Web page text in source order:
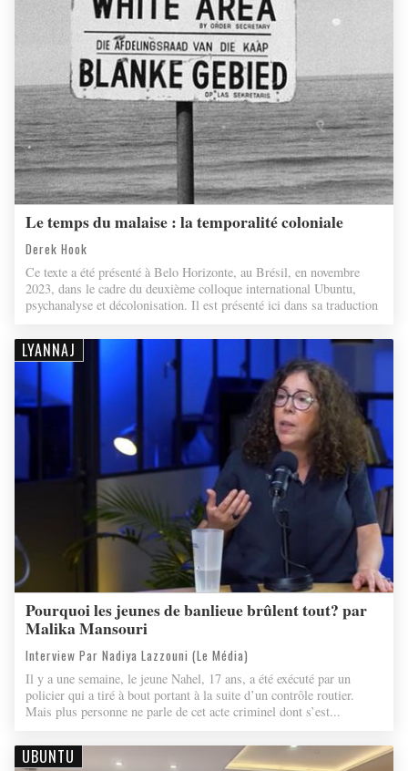
Le temps du malaise : la temporalité coloniale
Derek Hook
Ce texte a été présenté à Belo Horizonte, au Brésil, en novembre
2023, dans le cadre du deuxième colloque international Ubuntu,
psychanalyse et décolonisation. Il est présenté ici dans sa traduction
LYANNAJ
Pourquoi les jeunes de banlieue brûlent tout? par
Malika Mansouri
Interview Par Nadiya Lazzouni (Le Média)
Il y a une semaine, le jeune Nahel, 17 ans, a été exécuté par un
policier qui a tiré à bout portant à la suite d’un contrôle routier.
Mais plus personne ne parle de cet acte criminel dont s’est...
UBUNTU